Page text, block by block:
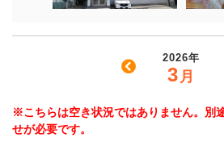
2026年
3 月
※こちらは空き状況ではありません。別
せが必要です。